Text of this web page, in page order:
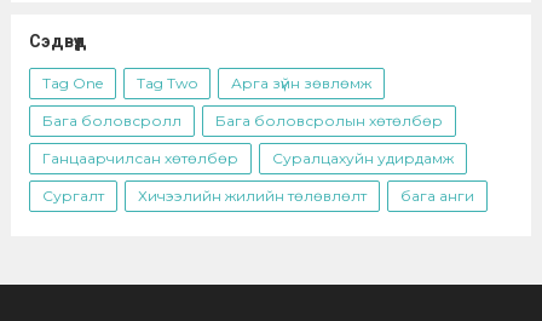
Сэдвүүд
Tag One Tag Two Арга зүйн зөвлөмж
Бага боловсролл Бага боловсролын хөтөлбөр
Ганцаарчилсан хөтөлбөр Суралцахуйн удирдамж
Сургалт Хичээлийн жилийн төлөвлөлт бага анги